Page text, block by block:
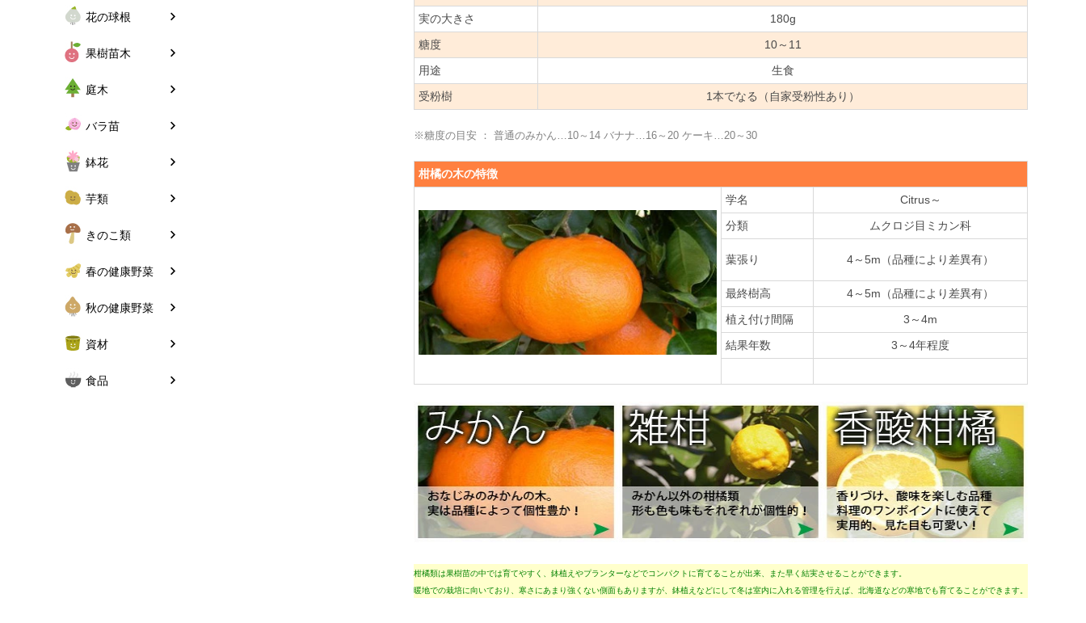
花の球根
果樹苗木
庭木
バラ苗
鉢花
芋類
きのこ類
春の健康野菜
秋の健康野菜
資材
食品
実の大きさ
180g
糖度
10～11
用途
生食
受粉樹
1本でなる（自家受粉性あり）
※糖度の目安 ： 普通のみかん…10～14 バナナ…16～20 ケーキ…20～30
柑橘の木の特徴
学名
Citrus～
分類
ムクロジ目ミカン科
葉張り 4～5m（品種により差異有）
最終樹高
4～5m（品種により差異有）
植え付け間隔
3～4m
結果年数
3～4年程度
柑橘類は果樹苗の中では育てやすく、鉢植えやプランターなどでコンパクトに育てることが出来、また早く結実させることができます。
暖地での栽培に向いており、寒さにあまり強くない側面もありますが、鉢植えなどにして冬は室内に入れる管理を行えば、北海道などの寒地でも育てることができます。